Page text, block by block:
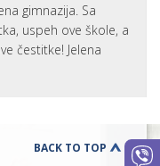
gimnazija. Sa
uspeh ove škole, a
čestitke! Jelena
BACK TO TOP